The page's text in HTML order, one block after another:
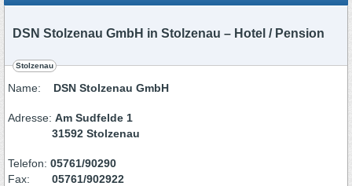
DSN Stolzenau GmbH in Stolzenau – Hotel / Pension
Stolzenau
Name: DSN Stolzenau GmbH
Adresse: Am Sudfelde 1
31592 Stolzenau
Telefon: 05761/90290
Fax: 05761/902922